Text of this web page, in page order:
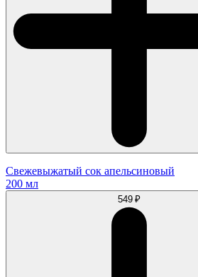
Свежевыжатый сок апельсиновый
200 мл
549 ₽